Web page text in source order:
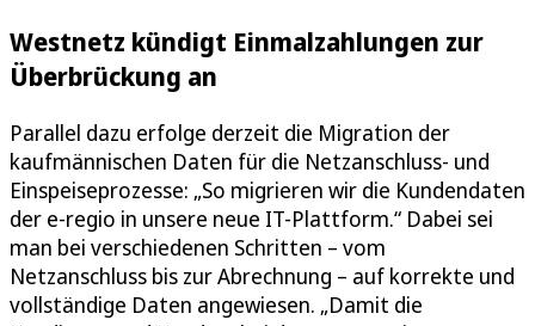
Westnetz kündigt Einmalzahlungen zur
Überbrückung an
Parallel dazu erfolge derzeit die Migration der
kaufmännischen Daten für die Netzanschluss- und
Einspeiseprozesse: „So migrieren wir die Kundendaten
der e-regio in unsere neue IT-Plattform.“ Dabei sei
man bei verschiedenen Schritten – vom
Netzanschluss bis zur Abrechnung – auf korrekte und
vollständige Daten angewiesen. „Damit die